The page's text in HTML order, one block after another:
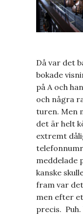
Då var det
bokade
på A och
och några
turen. Men
det är helt
extremt
meddelade
kanske
fram var
men efter
precis.